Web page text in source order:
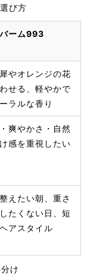
び方
ーム993
やオレンジの花
せる、軽やかで
ラルな香り
爽やかさ・自然
感を重視したい
えたい朝、重さ
たくない日、短
アスタイル
け